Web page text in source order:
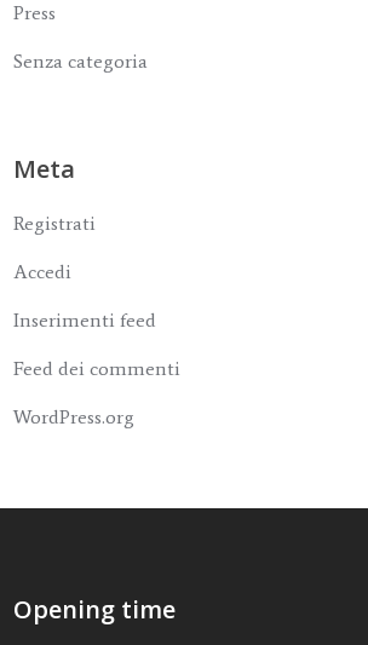
Press
Senza categoria
Meta
Registrati
Accedi
Inserimenti feed
Feed dei commenti
WordPress.org
Opening time